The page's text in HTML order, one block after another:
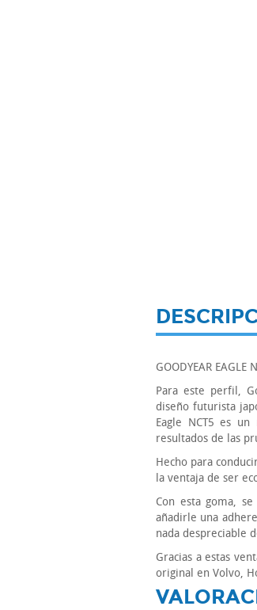
GOODYEAR EAGLE
Para este perfil,
diseño futurista
Eagle NCT5 es
resultados de las
Hecho para
la ventaja de ser
Con esta goma,
añadirle una
nada despreciable
Gracias a estas
original en Volvo,